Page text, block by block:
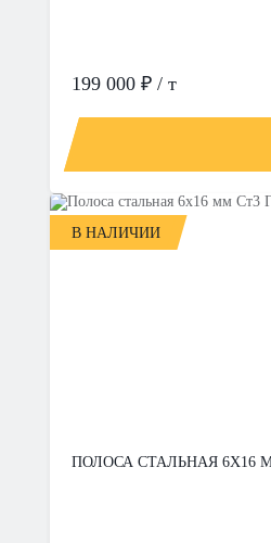
199 000 ₽ / т
В НАЛИЧИИ
ПОЛОСА СТАЛЬНАЯ 6Х16